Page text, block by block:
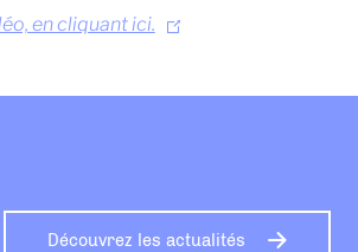
en cliquant ici.
Découvrez les actualités